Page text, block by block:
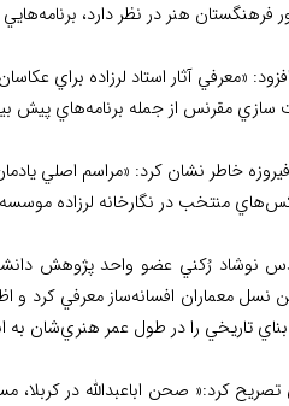
فرهنگستان هنر در نظر دارد، برنامه‌هايي
«معرفي آثار استاد لرزاده براي
مقرنس از جمله برنامه‌هاي پيش بيني شده در
منتخب در نگارخانه لرزاده
نوشاد رُكني عضو واحد پژوهش
تصريح كرد:« صحن اباعبدالله در